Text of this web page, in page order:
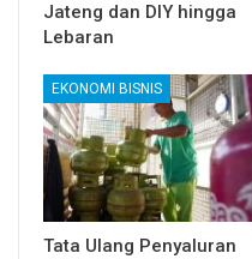
Jateng dan DIY hingga
Lebaran
EKONOMI BISNIS
Tata Ulang Penyaluran